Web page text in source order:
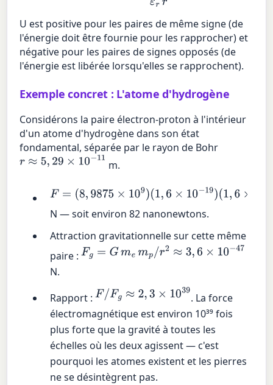
U est positive pour les paires de même signe (de
l'énergie doit être fournie pour les rapprocher) et
négative pour les paires de signes opposés (de
l'énergie est libérée lorsqu'elles se rapprochent).
Exemple concret : L'atome d'hydrogène
Considérons la paire électron-proton à l'intérieur
d'un atome d'hydrogène dans son état
fondamental, séparée par le rayon de Bohr
r≈5, 29×10 −11 m.
F= (8, 9875×109 )(1 ,6×10−19)
(1 ×10−19)/(5,29 ×10−11)2≈8,24×10
N — soit environ 82 nanonewtons.
Attraction gravitationnelle sur cette même
paire :Fg=Gmemp/r2≈3,6× 10 −47
N.
Rapport :F/Fg≈2 ,3×1039
. La force
électromagnétique est environ 10³⁹ fois
plus forte que la gravité à toutes les
échelles où les deux agissent — c'est
pourquoi les atomes existent et les pierres
ne se désintègrent pas.